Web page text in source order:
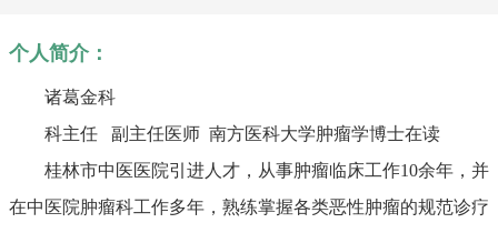
个人简介：
诸葛金科
科主任
副主任医师 南方医科大学肿瘤学博士在读
桂林市中医医院引进人才，从事肿瘤临床工作10余年，并
在中医院肿瘤科工作多年，熟练掌握各类恶性肿瘤的规范诊疗